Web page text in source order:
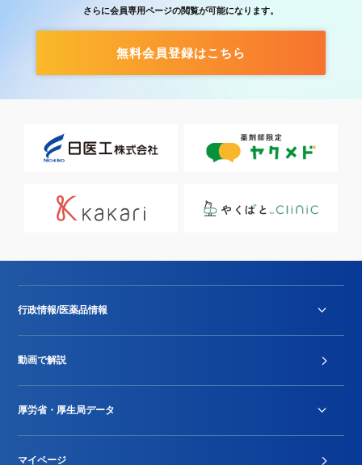
さらに会員専用ページの閲覧が可能になります。
無料会員登録はこちら
行政情報/医薬品情報
Stu-GEレポート
動画で解説
厚労省・厚生局データ
マイページ